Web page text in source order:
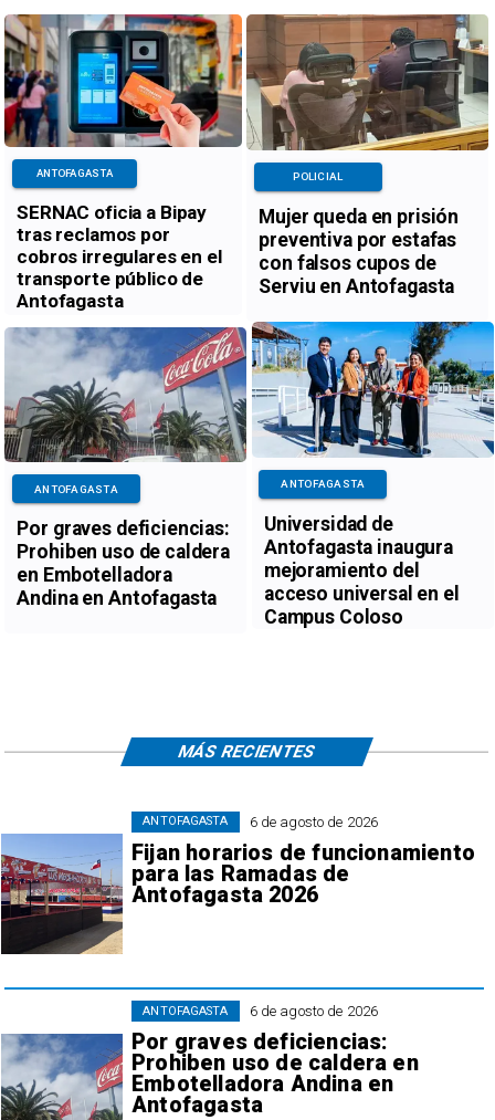
SERNAC oficia a Bipay
tras reclamos por
cobros irregulares en el
transporte público de
Antofagasta
ANTOFAGASTA
Mujer queda en prisión
preventiva por estafas
con falsos cupos de
Serviu en Antofagasta
POLICIAL
Por graves deficiencias:
Prohiben uso de caldera
en Embotelladora
Andina en Antofagasta
ANTOFAGASTA
Universidad de
Antofagasta inaugura
mejoramiento del
acceso universal en el
Campus Coloso
ANTOFAGASTA
6 de agosto de 2026
Fijan horarios de funcionamiento
para las Ramadas de
Antofagasta 2026
ANTOFAGASTA
6 de agosto de 2026
Por graves deficiencias:
Prohiben uso de caldera en
Embotelladora Andina en
Antofagasta
ANTOFAGASTA
MÁS RECIENTES